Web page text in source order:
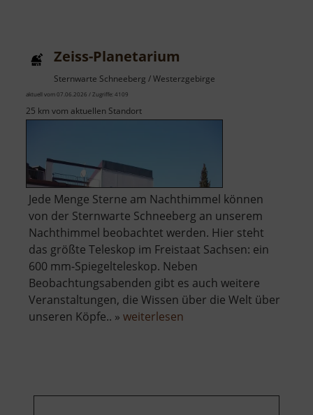
Zeiss-Planetarium
Sternwarte Schneeberg / Westerzgebirge
aktuell vom 07.06.2026 / Zugriffe: 4109
25 km vom aktuellen Standort
Jede Menge Sterne am Nachthimmel können
von der Sternwarte Schneeberg an unserem
Nachthimmel beobachtet werden. Hier steht
das größte Teleskop im Freistaat Sachsen: ein
600 mm-Spiegelteleskop. Neben
Beobachtungsabenden gibt es auch weitere
Veranstaltungen, die Wissen über die Welt über
unseren Köpfe.. » weiterlesen